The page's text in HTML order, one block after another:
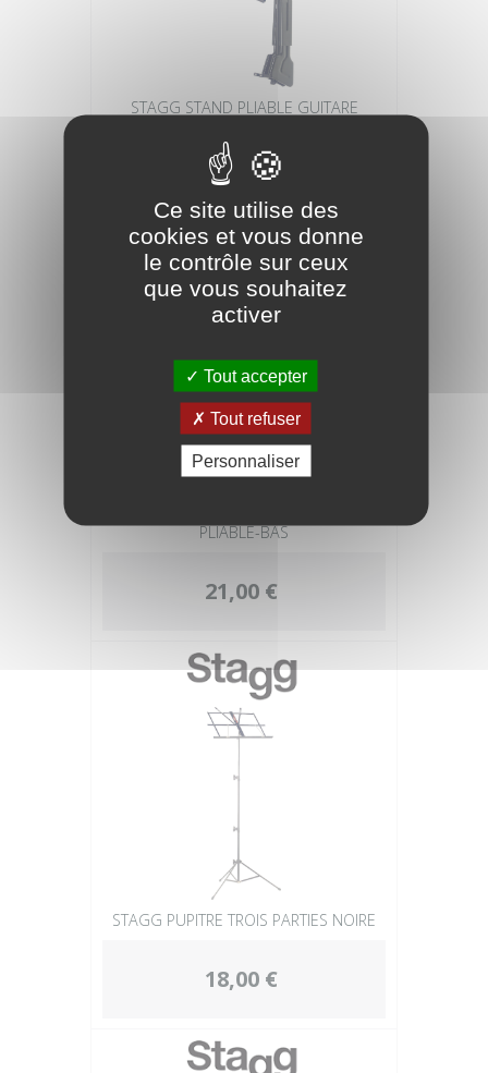
STAGG STAND PLIABLE GUITARE
17,00 €
PLIABLE-BAS
21,00 €
STAGG PUPITRE TROIS PARTIES NOIRE
18,00 €
Ce site utilise des
cookies et vous donne
le contrôle sur ceux
que vous souhaitez
activer
Tout accepter
Tout refuser
Personnaliser